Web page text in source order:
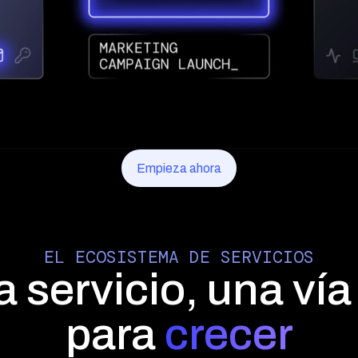
Empieza ahora
EL ECOSISTEMA DE SERVICIOS
servicio, una
para crecer